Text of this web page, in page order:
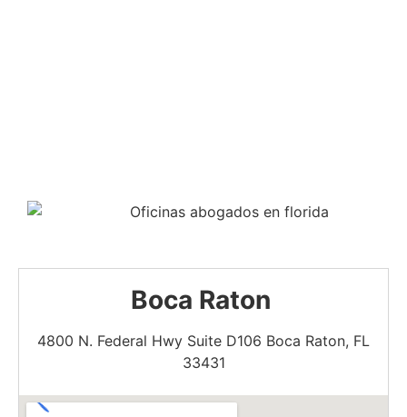
Boca Raton
4800 N. Federal Hwy Suite D106 Boca Raton, FL
33431